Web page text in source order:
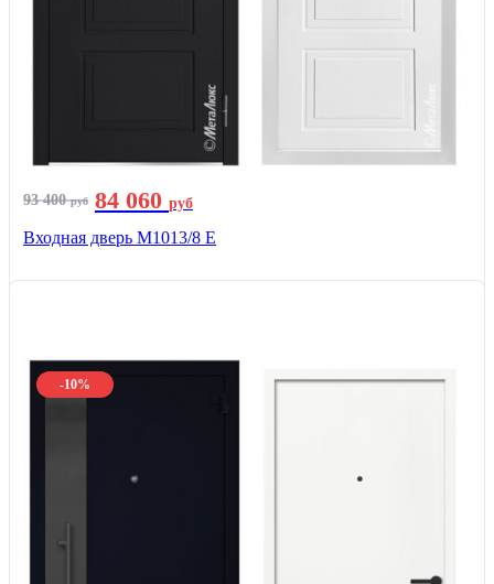
93 400руб 84 060 руб
Входная дверь М1013/8 E
-10%